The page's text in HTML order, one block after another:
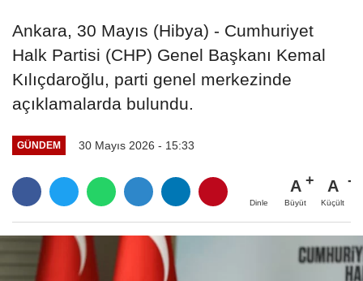
Ankara, 30 Mayıs (Hibya) - Cumhuriyet
Halk Partisi (CHP) Genel Başkanı Kemal
Kılıçdaroğlu, parti genel merkezinde
açıklamalarda bulundu.
GÜNDEM 30 Mayıs 2026 - 15:33
Dinle
A
Büyüt
A
Küçült